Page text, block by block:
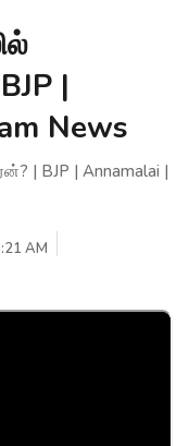
|
News
| BJP | Annamalai |
AM